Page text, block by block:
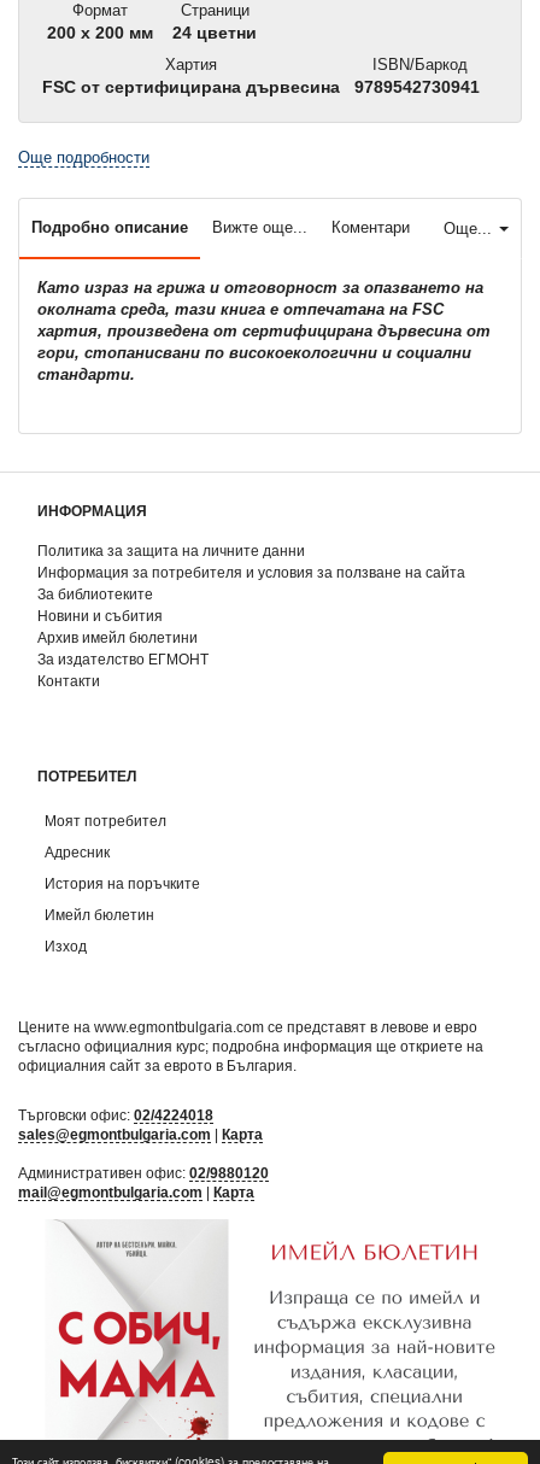
Формат
200 x 200 мм
Страници
24 цветни
Хартия
FSC от сертифицирана дървесина
ISBN/Баркод
9789542730941
Още подробности
Още...
Подробно описание Вижте още... Коментари
Като израз на грижа и отговорност за опазването на
околната среда, тази книга е отпечатана на FSC
хартия, произведена от сертифицирана дървесина от
гори, стопанисвани по високоекологични и социални
стандарти.
ИНФОРМАЦИЯ
Политика за защита на личните данни
Информация за потребителя и условия за ползване на сайта
За библиотеките
Новини и събития
Архив имейл бюлетини
За издателство ЕГМОНТ
Контакти
ПОТРЕБИТЕЛ
Моят потребител
Адресник
История на поръчките
Имейл бюлетин
Изход
Цените на www.egmontbulgaria.com се представят в левове и евро
съгласно официалния курс; подробна информация ще откриете на
официалния сайт за еврото в България
Търговски офис: 02/4224018
sales@egmontbulgaria.com
Карта
Административен офис: 02/9880120
mail@egmontbulgaria.com
Карта